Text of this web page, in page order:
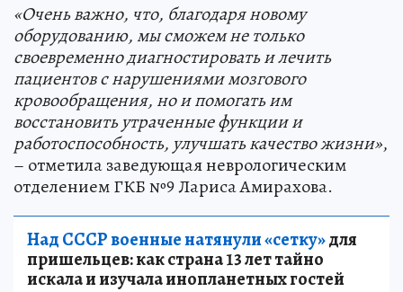
«Очень важно, что, благодаря новому
оборудованию, мы сможем не только
своевременно диагностировать и лечить
пациентов с нарушениями мозгового
кровообращения, но и помогать им
восстановить утраченные функции и
работоспособность, улучшать качество жизни»,
– отметила заведующая неврологическим
отделением ГКБ №9 Лариса Амирахова.
Над СССР военные натянули «сетку»для
пришельцев: как страна 13 лет тайно
искала и изучала инопланетных гостей